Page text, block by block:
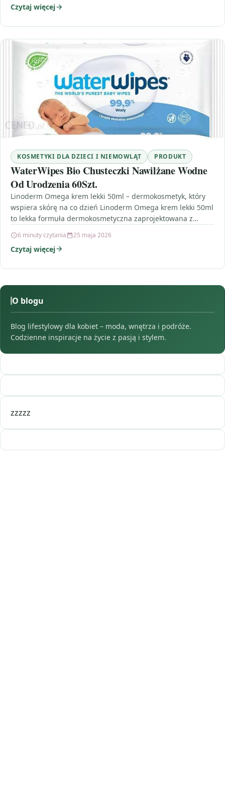
Czytaj więcej
KOSMETYKI DLA DZIECI I NIEMOWLĄT PRODUKT
WaterWipes Bio Chusteczki Nawilżane Wodne
Od Urodzenia 60Szt.
Linoderm Omega krem lekki 50ml – dermokosmetyk, który
wspiera skórę na co dzień Linoderm Omega krem lekki 50ml
to lekka formuła dermokosmetyczna zaprojektowana z…
6 minuty czytania 25 maja 2026
Czytaj więcej
O blogu
Blog lifestylowy dla kobiet – moda, wnętrza i podróże.
Codzienne inspiracje na życie z pasją i stylem.
zzzzz